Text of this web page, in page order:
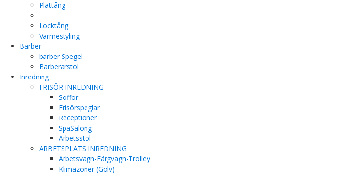
Plattång
Locktång
Värmestyling
Barber
barber Spegel
Barberarstol
Inredning
FRISÖR INREDNING
Soffor
Frisörspeglar
Receptioner
SpaSalong
Arbetsstol
ARBETSPLATS INREDNING
Arbetsvagn-Färgvagn-Trolley
Klimazoner (Golv)